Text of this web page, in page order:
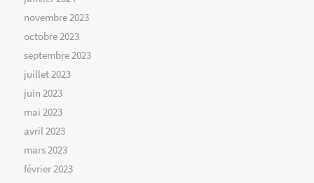
novembre 2023
octobre 2023
septembre 2023
juillet 2023
juin 2023
mai 2023
avril 2023
mars 2023
février 2023